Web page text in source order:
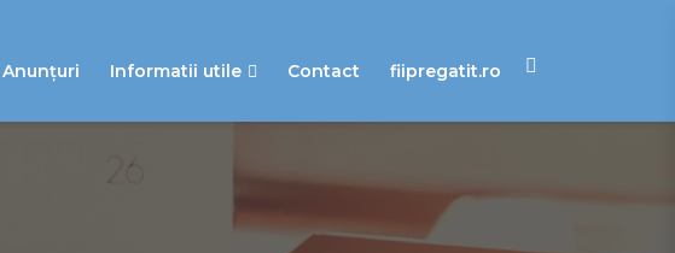
Anunțuri Informatii utile Contact fiipregatit.ro